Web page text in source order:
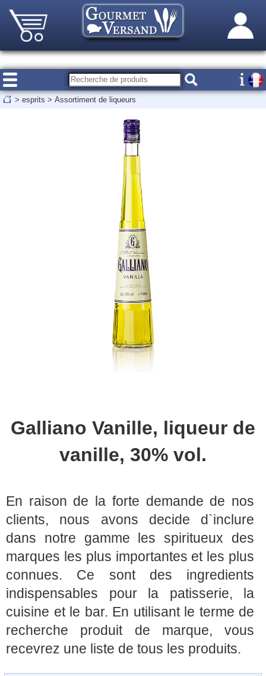
> esprits > Assortiment de liqueurs
Galliano Vanille, liqueur de
vanille, 30% vol.
En raison de la forte demande de nos
clients, nous avons decide d`inclure
dans notre gamme les spiritueux des
marques les plus importantes et les plus
connues. Ce sont des ingredients
indispensables pour la patisserie, la
cuisine et le bar. En utilisant le terme de
recherche produit de marque, vous
recevrez une liste de tous les produits.